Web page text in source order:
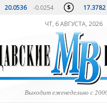
20.0536 -0.0254 17.3782
ЧТ, 6 АВГУСТА, 2026
Выходит еженедельно с